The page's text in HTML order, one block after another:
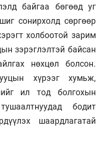
байгаа бөгөөд уг
сонирхолд сөргөөр
холбоотой зарим
зэрэглэлтэй байсан
нөхцөл болсон.
хүрээг хумьж,
ил тод болгохын
бодит
шаардлагатай